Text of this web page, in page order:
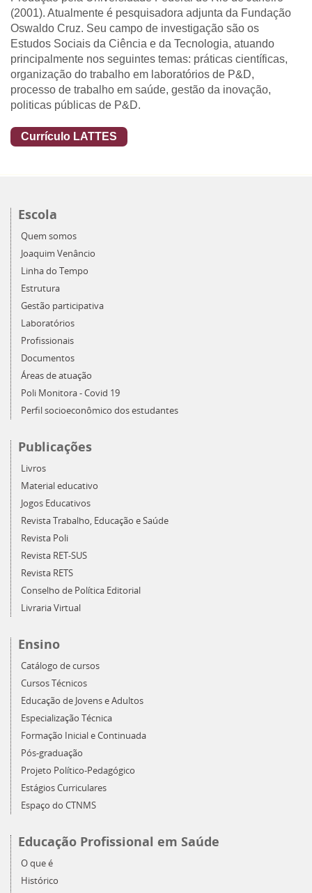
(2001). Atualmente é pesquisadora adjunta da Fundação
Oswaldo Cruz. Seu campo de investigação são os
Estudos Sociais da Ciência e da Tecnologia, atuando
principalmente nos seguintes temas: práticas científicas,
organização do trabalho em laboratórios de P&D,
processo de trabalho em saúde, gestão da inovação,
politicas públicas de P&D.
Currículo LATTES
Escola
Quem somos
Joaquim Venâncio
Linha do Tempo
Estrutura
Gestão participativa
Laboratórios
Profissionais
Documentos
Áreas de atuação
Poli Monitora - Covid 19
Perfil socioeconômico dos estudantes
Publicações
Livros
Material educativo
Jogos Educativos
Revista Trabalho, Educação e Saúde
Revista Poli
Revista RET-SUS
Revista RETS
Conselho de Política Editorial
Livraria Virtual
Ensino
Catálogo de cursos
Cursos Técnicos
Educação de Jovens e Adultos
Especialização Técnica
Formação Inicial e Continuada
Pós-graduação
Projeto Político-Pedagógico
Estágios Curriculares
Espaço do CTNMS
Educação Profissional em Saúde
O que é
Histórico